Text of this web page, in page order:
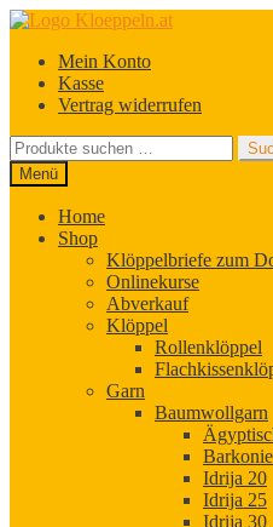
Zur
springen
Zum
springenMein Konto
Kasse
Vertrag widerrufen
Suchen
nach:
Menü
Home
Shop
Klöppelbriefe zum
Onlinekurse
Abverkauf
Klöppel
Rollenklöppel
Garn
Baumwollgarn
Idrija 20
Idrija 25
Idrija 30